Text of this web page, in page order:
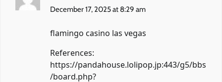
December 17, 2025 at 8:29 am
flamingo casino las vegas
References:
https://pandahouse.lolipop.jp:443/g5/bbs
/board.php?